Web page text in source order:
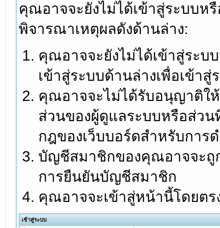
คุณอาจจะยังไม่ได้เข้าสู่ระบบ
พิจารณาเหตุผลดังด้านล่าง:
คุณอาจจะยังไม่ได้เข้าสู่ระบ
เข้าสู่ระบบด้านล่างเพื่อเข้า
คุณอาจจะไม่ได้รับอนุญาติใ
ส่วนของผู้ดูแลระบบหรือส่ว
กฎของเว็บบอร์ดสำหรับการ
บัญชีสมาชิกของคุณอาจจะถู
การยืนยันบัญชีสมาชิก
คุณอาจจะเข้าสู่หน้านี้โดยต
เข้าสู่ระบบ